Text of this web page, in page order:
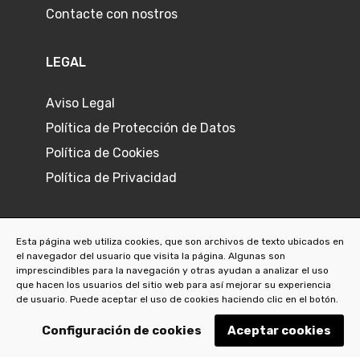
Contacte con nostros
LEGAL
Aviso Legal
Política de Protección de Datos
Política de Cookies
Política de Privacidad
© 2026Joyeria L'Ermitage
Esta página web utiliza cookies, que son archivos de texto ubicados en
el navegador del usuario que visita la página. Algunas son
imprescindibles para la navegación y otras ayudan a analizar el uso
que hacen los usuarios del sitio web para así mejorar su experiencia
de usuario. Puede aceptar el uso de cookies haciendo clic en el botón.
Configuración de cookies Aceptar cookies